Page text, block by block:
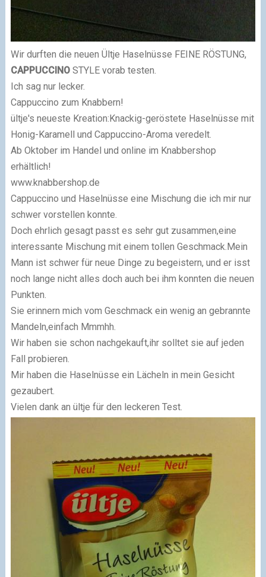
Wir durften die neuen Ültje Haselnüsse FEINE RÖSTUNG,
CAPPUCCINOSTYLE vorab testen.
Ich sag nur lecker.
Cappuccino zum Knabbern!
ültje's neueste Kreation:Knackig-geröstete Haselnüsse mit
Honig-Karamell und Cappuccino-Aroma veredelt.
Ab Oktober im Handel und online im Knabbershop
erhältlich!
www.knabbershop.de
Cappuccino und Haselnüsse eine Mischung die ich mir nur
schwer vorstellen konnte.
Doch ehrlich gesagt passt es sehr gut zusammen,eine
interessante Mischung mit einem tollen Geschmack.Mein
Mann ist schwer für neue Dinge zu begeistern, und er isst
noch lange nicht alles doch auch bei ihm konnten die neuen
Punkten.
Sie erinnern mich vom Geschmack ein wenig an gebrannte
Mandeln,einfach Mmmhh.
Wir haben sie schon nachgekauft,ihr solltet sie auf jeden
Fall probieren.
Mir haben die Haselnüsse ein Lächeln in mein Gesicht
gezaubert.
Vielen dank an ültje für den leckeren Test.